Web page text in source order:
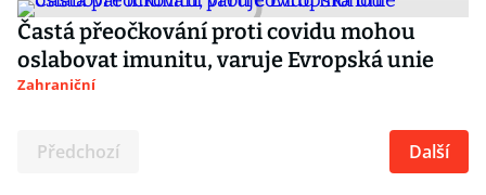
Častá přeočkování proti covidu mohou
oslabovat imunitu, varuje Evropská unie
Zahraniční
Předchozí Další